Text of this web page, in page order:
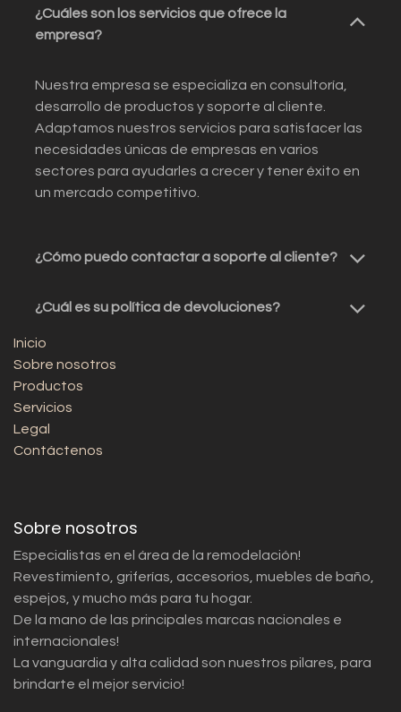
¿Cuáles son los servicios que ofrece la
empresa?
Nuestra empresa se especializa en consultoría,
desarrollo de productos y soporte al cliente.
Adaptamos nuestros servicios para satisfacer las
necesidades únicas de empresas en varios
sectores para ayudarles a crecer y tener éxito en
un mercado competitivo.
¿Cómo puedo contactar a soporte al cliente?
¿Cuál es su política de devoluciones?
Inicio
Sobre nosotros
Productos
Servicios
Legal
Contáctenos
Sobre nosotros
Especialistas en el área de la remodelación!
Revestimiento, griferías, accesorios, muebles de baño,
espejos, y mucho más para tu hogar.
De la mano de las principales marcas nacionales e
internacionales!
La vanguardia y alta calidad son nuestros pilares, para
brindarte el mejor servicio!